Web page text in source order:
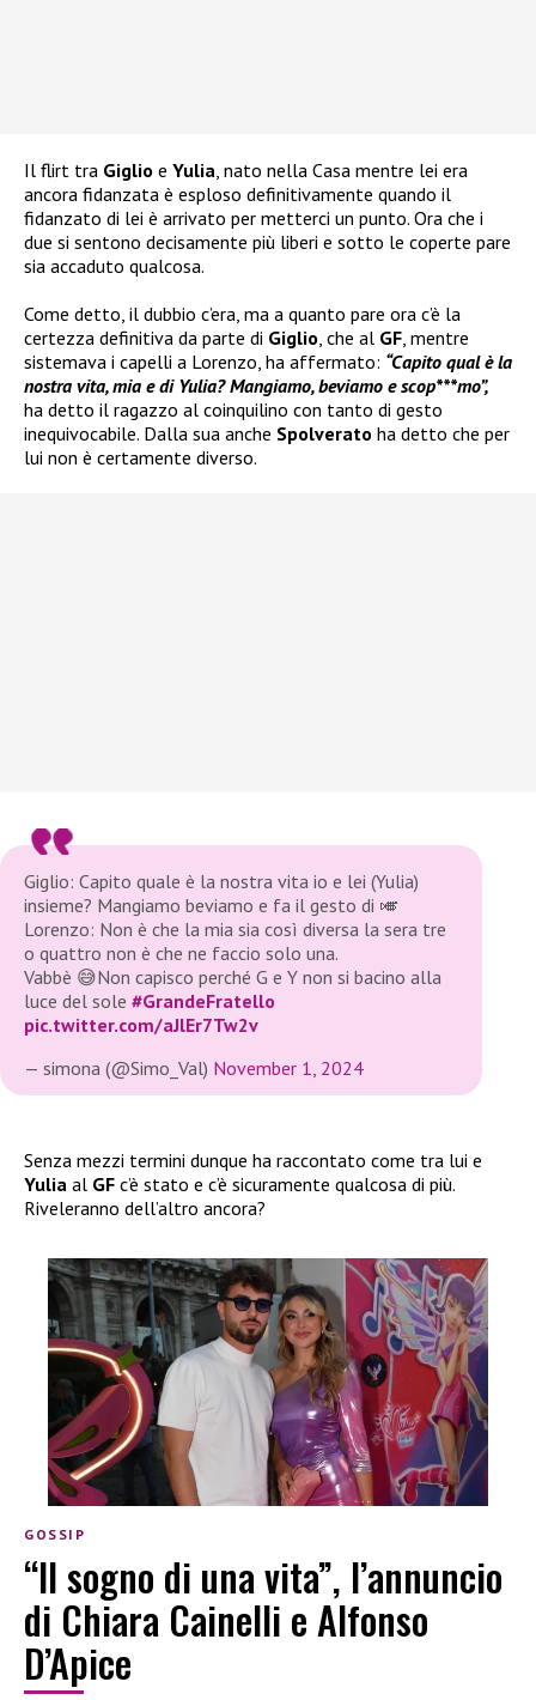
Il flirt tra Giglio e Yulia, nato nella Casa mentre lei era
ancora fidanzata è esploso definitivamente quando il
fidanzato di lei è arrivato per metterci un punto. Ora che i
due si sentono decisamente più liberi e sotto le coperte pare
sia accaduto qualcosa.
Come detto, il dubbio c’era, ma a quanto pare ora c’è la
certezza definitiva da parte di Giglio, che al GF, mentre
sistemava i capelli a Lorenzo, ha affermato: “Capito qual è la
nostra vita, mia e di Yulia? Mangiamo, beviamo e scop***mo”,
ha detto il ragazzo al coinquilino con tanto di gesto
inequivocabile. Dalla sua anche Spolverato ha detto che per
lui non è certamente diverso.
Giglio: Capito quale è la nostra vita io e lei (Yulia)
insieme? Mangiamo beviamo e fa il gesto di 🎺
Lorenzo: Non è che la mia sia così diversa la sera tre
o quattro non è che ne faccio solo una.
Vabbè 😅Non capisco perché G e Y non si bacino alla
luce del sole #GrandeFratello
pic.twitter.com/aJlEr7Tw2v
— simona (@Simo_Val) November 1, 2024
Senza mezzi termini dunque ha raccontato come tra lui e
Yulia al GF c’è stato e c’è sicuramente qualcosa di più.
Riveleranno dell’altro ancora?
GOSSIP
“Il sogno di una vita”, l’annuncio
di Chiara Cainelli e Alfonso
D’Apice